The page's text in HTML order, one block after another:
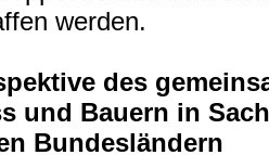
werden.
des
und Bauern in
Bundesländern